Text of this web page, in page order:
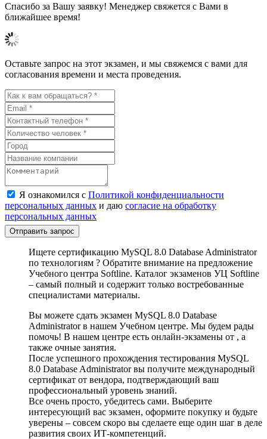
Спасибо за Вашу заявку! Менеджер свяжется с Вами в
ближайшее время!
Оставьте запрос на этот экзамен, и мы свяжемся с вами для
согласования времени и места проведения.
Я ознакомился с Политикой конфиденциальности
персональных данных и даю согласие на обработку
персональных данных
Отправить запрос
Ищете сертификацию MySQL 8.0 Database Administrator
по технологиям ? Обратите внимание на предложение
Учебного центра Softline. Каталог экзаменов УЦ Softline
– самый полный и содержит только востребованные
специалистами материалы.
Вы можете сдать экзамен MySQL 8.0 Database
Administrator в нашем Учебном центре. Мы будем рады
помочь! В нашем центре есть онлайн-экзамены от , а
также очные занятия.
После успешного прохождения тестирования MySQL
8.0 Database Administrator вы получите международный
сертификат от вендора, подтверждающий ваш
профессиональный уровень знаний.
Все очень просто, убедитесь сами. Выберите
интересующий вас экзамен, оформите покупку и будьте
уверены – совсем скоро вы сделаете еще один шаг в деле
развития своих ИТ-компетенций.